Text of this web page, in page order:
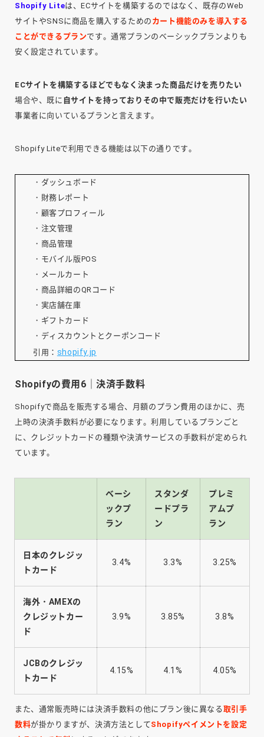
Shopify Liteは、ECサイトを構築するのではなく、既存のWeb
サイトやSNSに商品を購入するための カート機能のみを導入する
ことができるプランです。通常プランのベーシックプランよりも
安く設定されています。
ECサイトを構築するほどでもなく決まった商品だけを売りたい
場合や、既に 自サイトを持っておりその中で販売だけを行いたい
事業者に向いているプランと言えます。
Shopify Liteで利用できる機能は以下の通りです。
・ダッシュボード
・財務レポート
・顧客プロフィール
・注文管理
・商品管理
・モバイル版POS
・メールカート
・商品詳細のQRコード
・実店舗在庫
・ギフトカード
・ディスカウントとクーポンコード
引用： shopify.jp
Shopifyの費用6｜決済手数料
Shopifyで商品を販売する場合、月額のプラン費用のほかに、売
上時の決済手数料が必要になります。利用しているプランごと
に、クレジットカードの種類や決済サービスの手数料が定められ
ています。
ベーシ
ックプ
ラン
スタンダ
ードプラ
ン
プレミ
アムプ
ラン
日本のクレジッ
トカード
3.4% 3.3% 3.25%
海外・AMEXの
クレジットカー
ド
3.9% 3.85% 3.8%
JCBのクレジッ
トカード
4.15% 4.1% 4.05%
また、通常販売時には決済手数料の他にプラン後に異なる 取引手
数料が掛かりますが、決済方法としてShopifyペイメントを設定